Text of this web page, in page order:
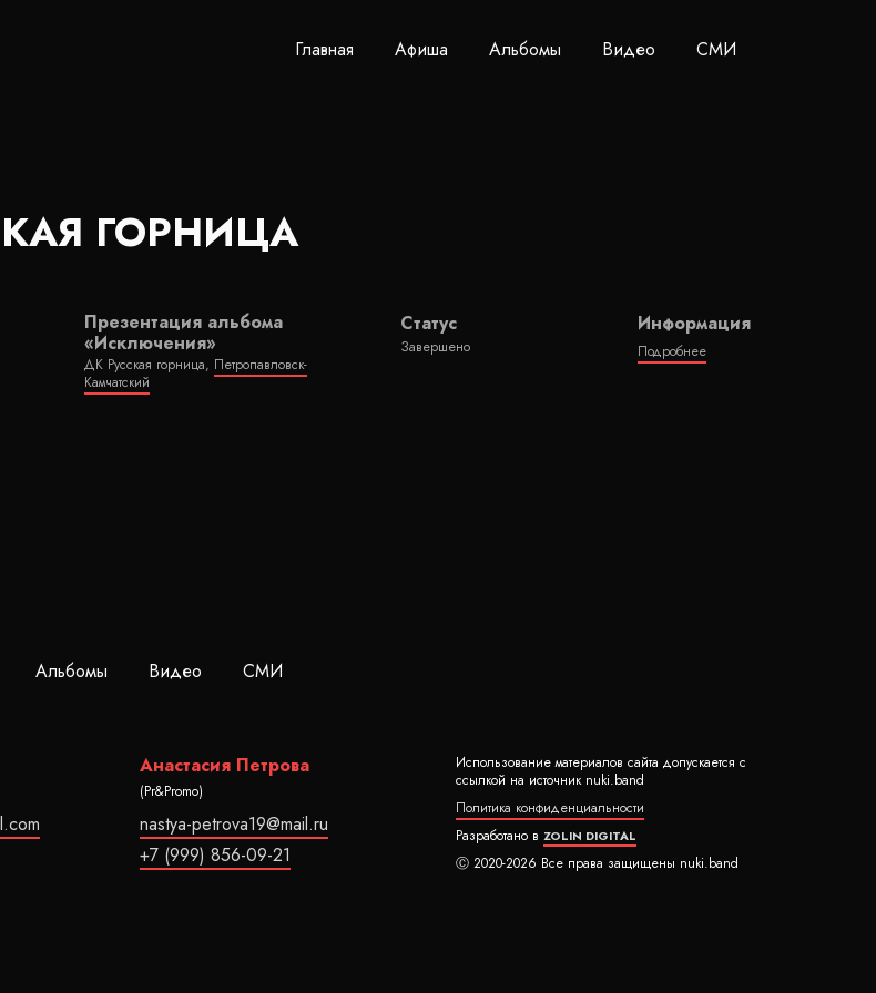
Главная Афиша Альбомы Видео СМИ
ГОРНИЦА
Презентация альбома
«Исключения»
ДК Русская горница, Петропавловск-
Камчатский
Статус
Завершено
Информация
Подробнее
Альбомы Видео СМИ
Анастасия Петрова
(Pr&Promo)
nastya-petrova19@mail.ru
+7 (999) 856-09-21
Использование материалов сайта допускается с
ссылкой на источник nuki.band
Политика конфиденциальности
Разработано в ZOLIN DIGITAL
Ⓒ 2020-2026 Все права защищены nuki.band